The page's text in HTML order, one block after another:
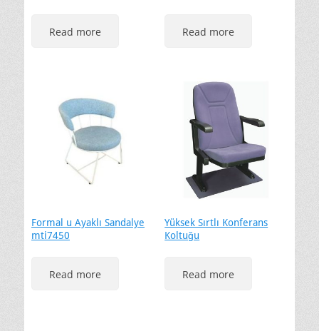
Read more Read more
Formal u Ayaklı Sandalye
mti7450
Read more
Yüksek Sırtlı Konferans
Koltuğu
Read more